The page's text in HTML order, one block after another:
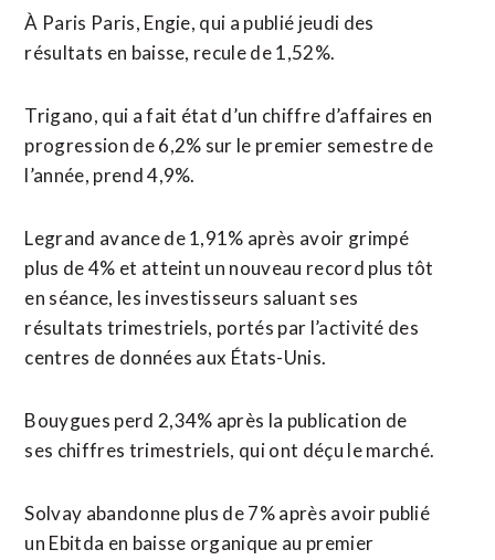
À Paris Paris, Engie, qui a publié jeudi des
résultats en baisse, recule de 1,52%.
Trigano, qui a fait état d’un chiffre d’affaires en
progression de 6,2% sur le premier semestre de
l’année, prend 4,9%.
Legrand avance de 1,91% après avoir grimpé
plus de 4% et atteint un nouveau record plus tôt
en séance, les investisseurs saluant ses
résultats trimestriels, portés par l’activité des
centres de données aux États-Unis.
Bouygues perd 2,34% après la publication de
ses chiffres trimestriels, qui ont déçu le marché.
Solvay abandonne plus de 7% après avoir publié
un Ebitda en baisse organique au premier